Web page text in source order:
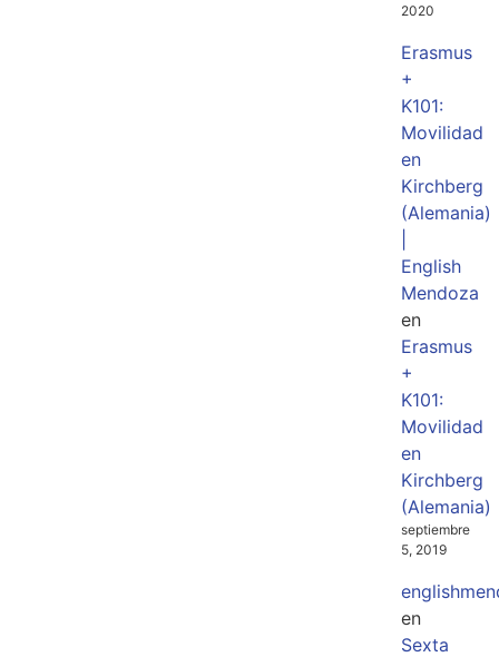
2020
Erasmus
+
K101:
Movilidad
en
Kirchberg
(Alemania)
English
Mendoza
en
Erasmus
+
K101:
Movilidad
en
Kirchberg
(Alemania)
septiembre
5, 2019
en
Sexta